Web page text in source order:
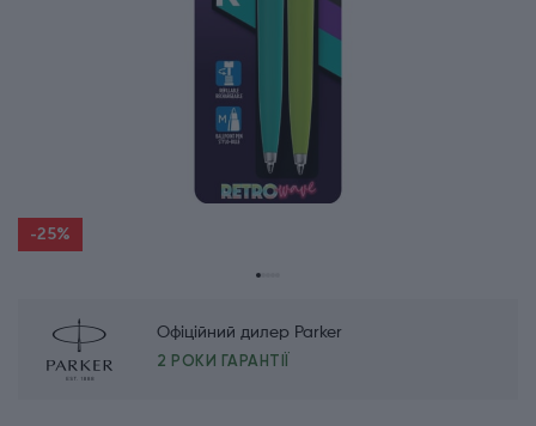
-25%
Офіційний дилер Parker
2 РОКИ ГАРАНТІЇ